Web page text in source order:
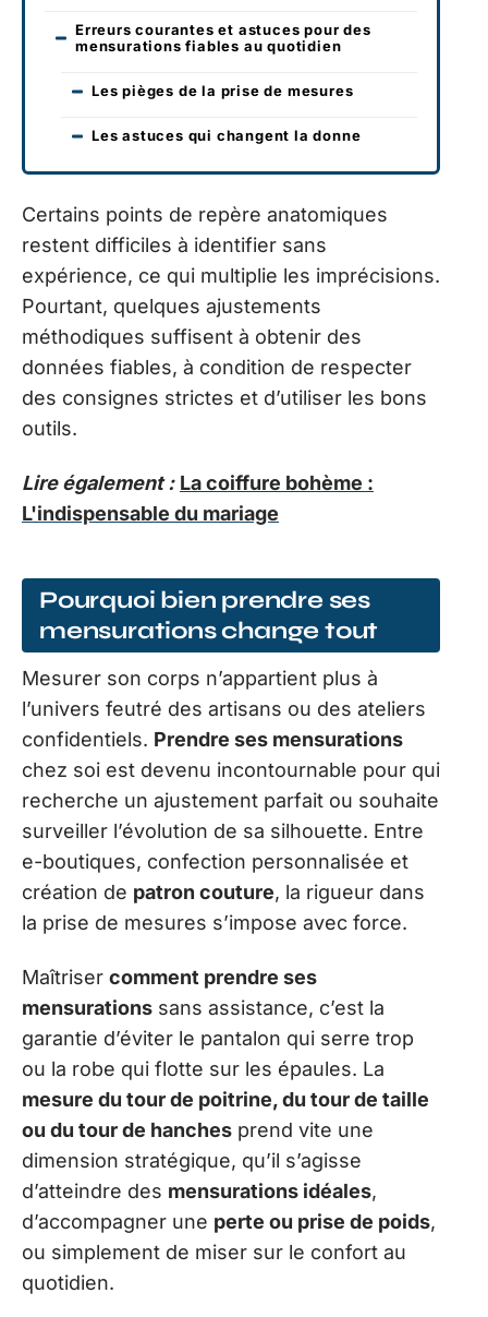
Erreurs courantes et astuces pour des
mensurations fiables au quotidien
Les pièges de la prise de mesures
Les astuces qui changent la donne
Certains points de repère anatomiques
restent difficiles à identifier sans
expérience, ce qui multiplie les imprécisions.
Pourtant, quelques ajustements
méthodiques suffisent à obtenir des
données fiables, à condition de respecter
des consignes strictes et d’utiliser les bons
outils.
Lire également : La coiffure bohème :
L'indispensable du mariage
Pourquoi bien prendre ses
mensurations change tout
Mesurer son corps n’appartient plus à
l’univers feutré des artisans ou des ateliers
confidentiels. Prendre ses mensurations
chez soi est devenu incontournable pour qui
recherche un ajustement parfait ou souhaite
surveiller l’évolution de sa silhouette. Entre
e-boutiques, confection personnalisée et
création de patron couture, la rigueur dans
la prise de mesures s’impose avec force.
Maîtriser comment prendre ses
mensurations sans assistance, c’est la
garantie d’éviter le pantalon qui serre trop
ou la robe qui flotte sur les épaules. La
mesure du tour de poitrine, du tour de taille
ou du tour de hanches prend vite une
dimension stratégique, qu’il s’agisse
d’atteindre des mensurations idéales,
d’accompagner une perte ou prise de poids,
ou simplement de miser sur le confort au
quotidien.